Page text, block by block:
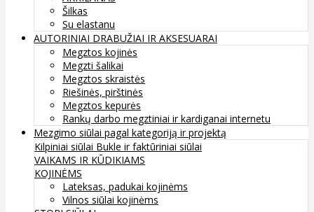
Šilkas
Su elastanu
AUTORINIAI DRABUŽIAI IR AKSESUARAI
Megztos kojinės
Megzti šalikai
Megztos skraistės
Riešinės, pirštinės
Megztos kepurės
Rankų darbo megztiniai ir kardiganai internetu
Mezgimo siūlai pagal kategoriją ir projektą
Kilpiniai siūlai Bukle ir faktūriniai siūlai
VAIKAMS IR KŪDIKIAMS
KOJINĖMS
Lateksas, padukai kojinėms
Vilnos siūlai kojinėms